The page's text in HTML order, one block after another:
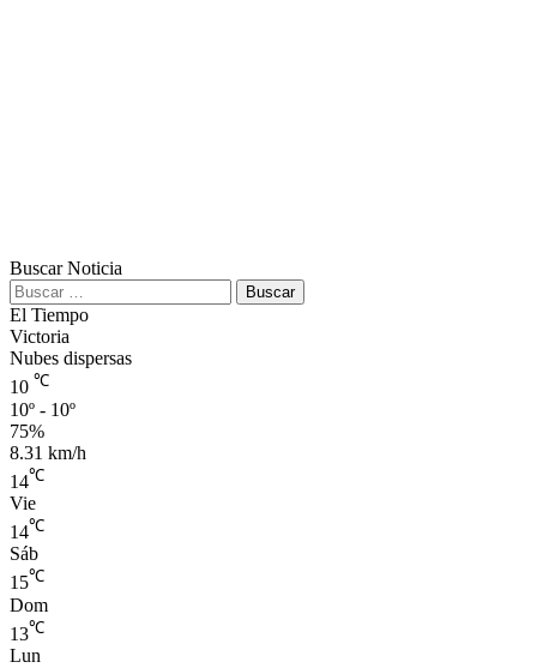
Buscar Noticia
Buscar:
El Tiempo
Victoria
Nubes dispersas
10 ℃
10º - 10º
75%
8.31 km/h
14℃
Vie
14℃
Sáb
15℃
Dom
13℃
Lun